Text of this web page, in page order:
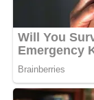
Dans sa
présence de
du collège
Une situation
raison de la
l’établissement.